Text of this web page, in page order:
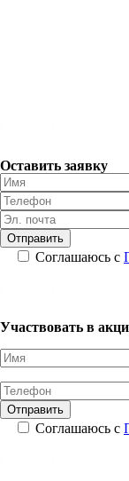
Оставить заявку
Соглашаюсь с
Участвовать в
Соглашаюсь с